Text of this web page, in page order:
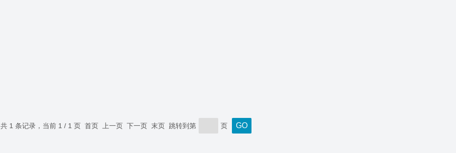
共 1 条记录，当前 1 / 1 页 首页 上一页 下一页 末页 跳转到第 页